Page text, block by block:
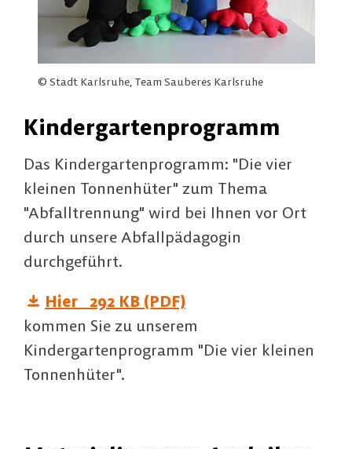
© Stadt Karlsruhe, Team Sauberes Karlsruhe
Kindergartenprogramm
Das Kindergartenprogramm: "Die vier
kleinen Tonnenhüter" zum Thema
"Abfalltrennung" wird bei Ihnen vor Ort
durch unsere Abfallpädagogin
durchgeführt.
Hier
292 KB (PDF)
kommen Sie zu unserem
Kindergartenprogramm "Die vier kleinen
Tonnenhüter".